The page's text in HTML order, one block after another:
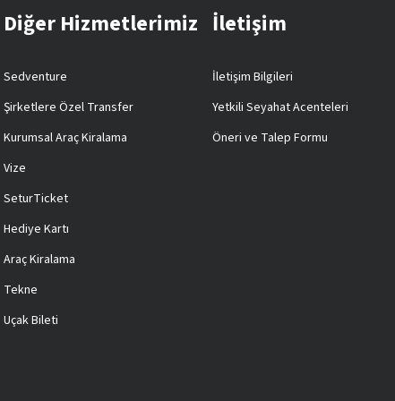
Diğer Hizmetlerimiz
Sedventure
Şirketlere Özel Transfer
Kurumsal Araç Kiralama
Vize
SeturTicket
Hediye Kartı
Araç Kiralama
Tekne
Uçak Bileti
İletişim
İletişim Bilgileri
Yetkili Seyahat Acenteleri
Öneri ve Talep Formu